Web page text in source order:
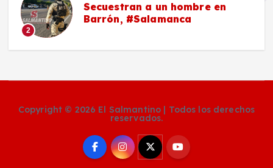
2
Secuestran a un hombre en
Barrón, #Salamanca
Copyright © 2026 El Salmantino | Todos los derechos
reservados.